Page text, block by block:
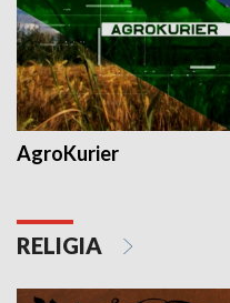
AgroKurier
RELIGIA